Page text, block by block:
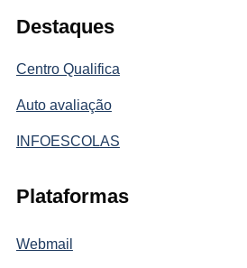
Destaques
Centro Qualifica
Auto avaliação
INFOESCOLAS
Plataformas
Webmail